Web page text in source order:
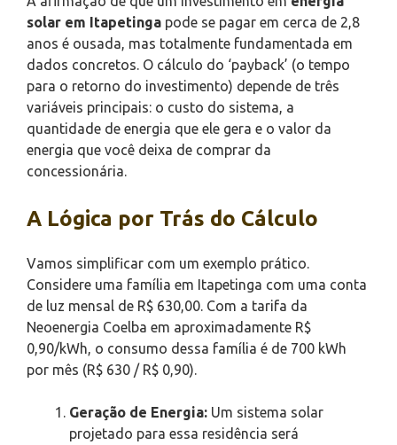
solar em Itapetinga pode se pagar em cerca de 2,8
anos é ousada, mas totalmente fundamentada em
dados concretos. O cálculo do ‘payback’ (o tempo
para o retorno do investimento) depende de três
variáveis principais: o custo do sistema, a
quantidade de energia que ele gera e o valor da
energia que você deixa de comprar da
concessionária.
A Lógica por Trás do Cálculo
Vamos simplificar com um exemplo prático.
Considere uma família em Itapetinga com uma conta
de luz mensal de R$ 630,00. Com a tarifa da
Neoenergia Coelba em aproximadamente R$
0,90/kWh, o consumo dessa família é de 700 kWh
por mês (R$ 630 / R$ 0,90).
Geração de Energia: Um sistema solar
projetado para essa residência será